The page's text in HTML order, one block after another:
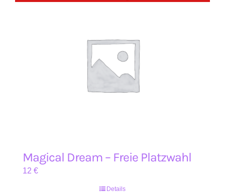
Magical Dream – Freie Platzwahl
12 €
Details